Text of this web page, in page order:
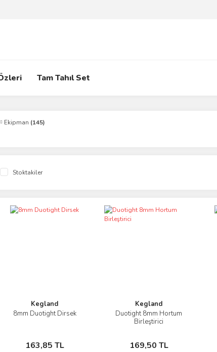
Tam Tahıl Set
Ekipman (145)
Stoktakiler
Kegland
8mm Duotight Dirsek
163,85 TL
İncele
Sepete Ekle
Kegland
Duotight 8mm Hortum
Birleştirici
169,50 TL
İncele
Sepete Ekle